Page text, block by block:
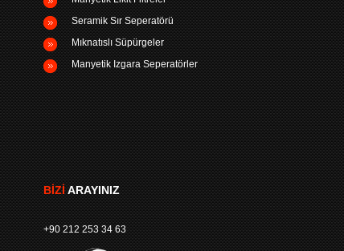
Seramik Sır Seperatörü
Mıknatıslı Süpürgeler
Manyetik Izgara Seperatörler
BIZIARAYINIZ
+90 212 253 34 63